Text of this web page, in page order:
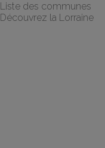
Liste des communes
Découvrez la Lorraine